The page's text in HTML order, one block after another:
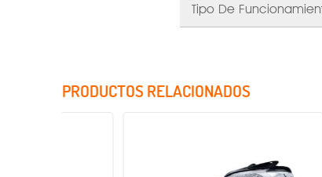
Tipo De
PRODUCTOS RELACIONADOS